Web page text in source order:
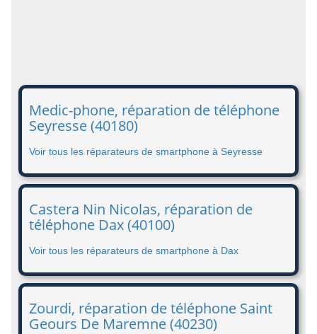
Medic-phone, réparation de téléphone
Seyresse (40180)
Voir tous les réparateurs de smartphone à Seyresse
Castera Nin Nicolas, réparation de
téléphone Dax (40100)
Voir tous les réparateurs de smartphone à Dax
Zourdi, réparation de téléphone Saint
Geours De Maremne (40230)